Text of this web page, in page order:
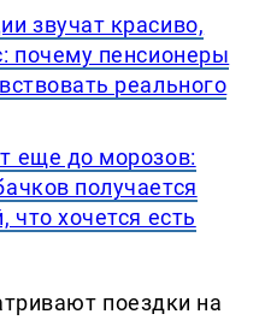
звучат красиво,
почему пенсионеры
реального
еще до морозов:
получается
что хочется есть
поездки на